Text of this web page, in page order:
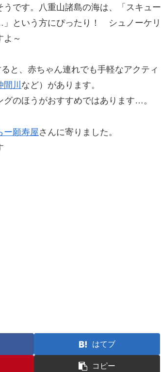
です。八重山諸島の海は、「スキュー
という方にぴったり！ シュノーケリ
よ～
と、赤ちゃん連れでも手軽なアクティ
間川 など）があります。
のほうがおすすめではあります…。
ー願寿屋さんに寄りました。
はてブ
コピー